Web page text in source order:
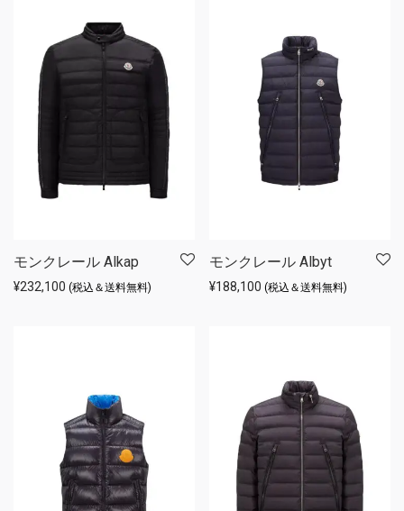
モンクレール Alkap
¥232,100 (税込＆送料無料)
モンクレール Albyt
¥188,100 (税込＆送料無料)